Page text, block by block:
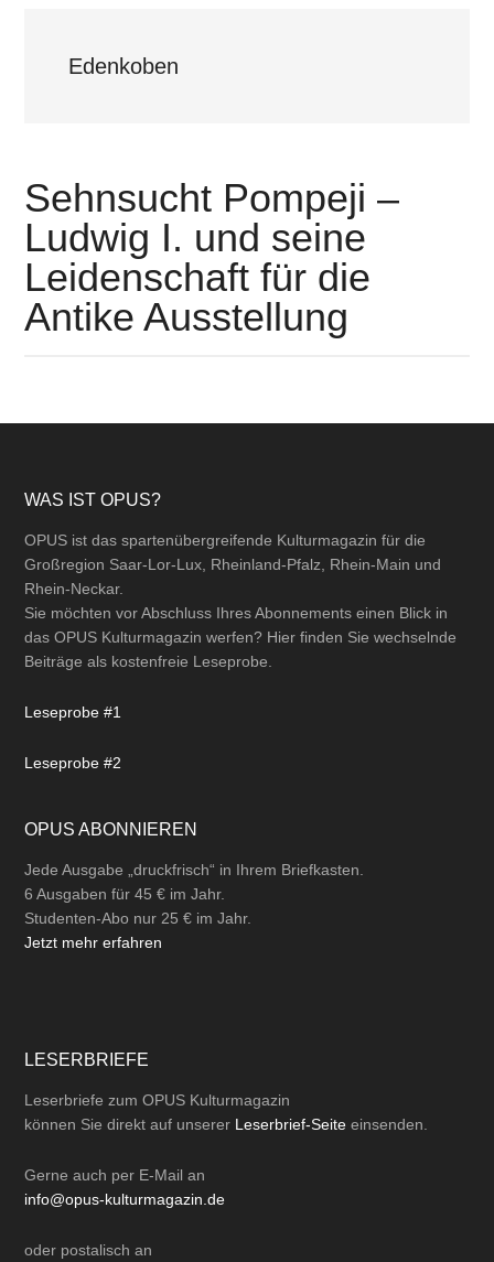
Edenkoben
Sehnsucht Pompeji –
Ludwig I. und seine
Leidenschaft für die
Antike Ausstellung
Footer
WAS IST OPUS?
OPUS ist das spartenübergreifende Kulturmagazin für die
Großregion Saar-Lor-Lux, Rheinland-Pfalz, Rhein-Main und
Rhein-Neckar.
Sie möchten vor Abschluss Ihres Abonnements einen Blick in
das OPUS Kulturmagazin werfen? Hier finden Sie wechselnde
Beiträge als kostenfreie Leseprobe.
Leseprobe #1
Leseprobe #2
OPUS ABONNIEREN
Jede Ausgabe „druckfrisch“ in Ihrem Briefkasten.
6 Ausgaben für 45 € im Jahr.
Studenten-Abo nur 25 € im Jahr.
Jetzt mehr erfahren
LESERBRIEFE
Leserbriefe zum OPUS Kulturmagazin
können Sie direkt auf unserer Leserbrief-Seite einsenden.
Gerne auch per E-Mail an
info@opus-kulturmagazin.de
oder postalisch an